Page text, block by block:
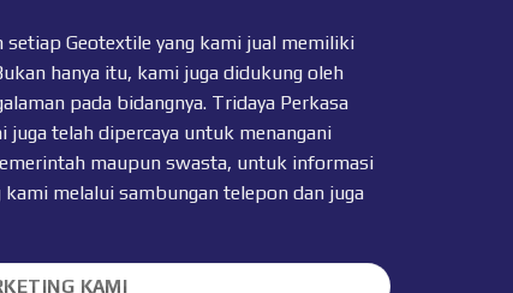
setiap Geotextileyang kami jual memiliki
hanya itu, kami juga didukung oleh
pada bidangnya. Tridaya Perkasa
telah dipercaya untuk menangani
maupun swasta, untuk informasi
melalui sambungan telepon dan juga
KAMI